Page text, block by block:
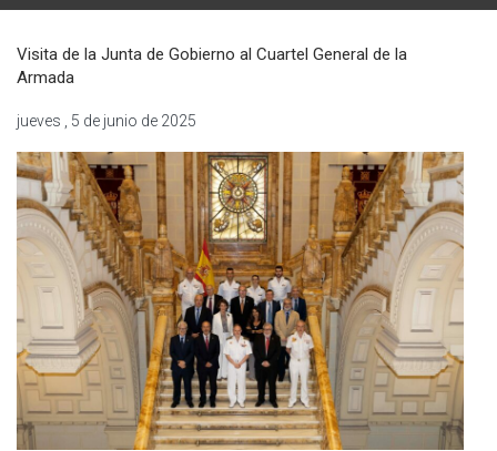
Visita de la Junta de Gobierno al Cuartel General de la
Armada
jueves , 5 de junio de 2025